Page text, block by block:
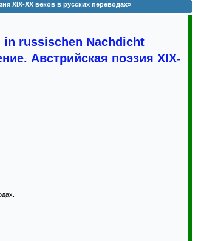
XIX-XX веков в русских переводах»
russischen Nachdicht
Австрийская поэзия XIX-